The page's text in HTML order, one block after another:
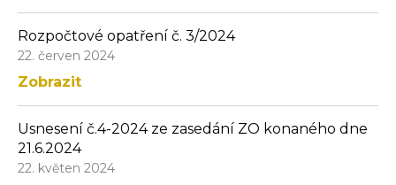
Rozpočtové opatření č. 3/2024
22. červen 2024
Zobrazit
Usnesení č.4-2024 ze zasedání ZO konaného dne
21.6.2024
22. květen 2024